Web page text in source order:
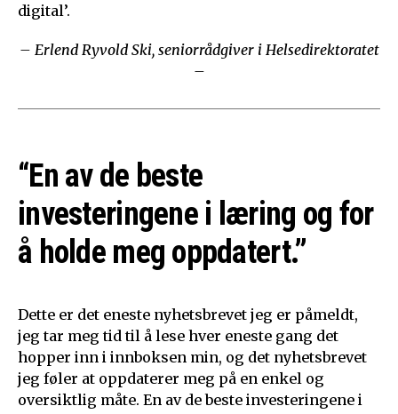
digital’.
– Erlend Ryvold Ski, seniorrådgiver i Helsedirektoratet
–
“En av de beste
investeringene i læring og for
å holde meg oppdatert.”
Dette er det eneste nyhetsbrevet jeg er påmeldt,
jeg tar meg tid til å lese hver eneste gang det
hopper inn i innboksen min, og det nyhetsbrevet
jeg føler at oppdaterer meg på en enkel og
oversiktlig måte. En av de beste investeringene i